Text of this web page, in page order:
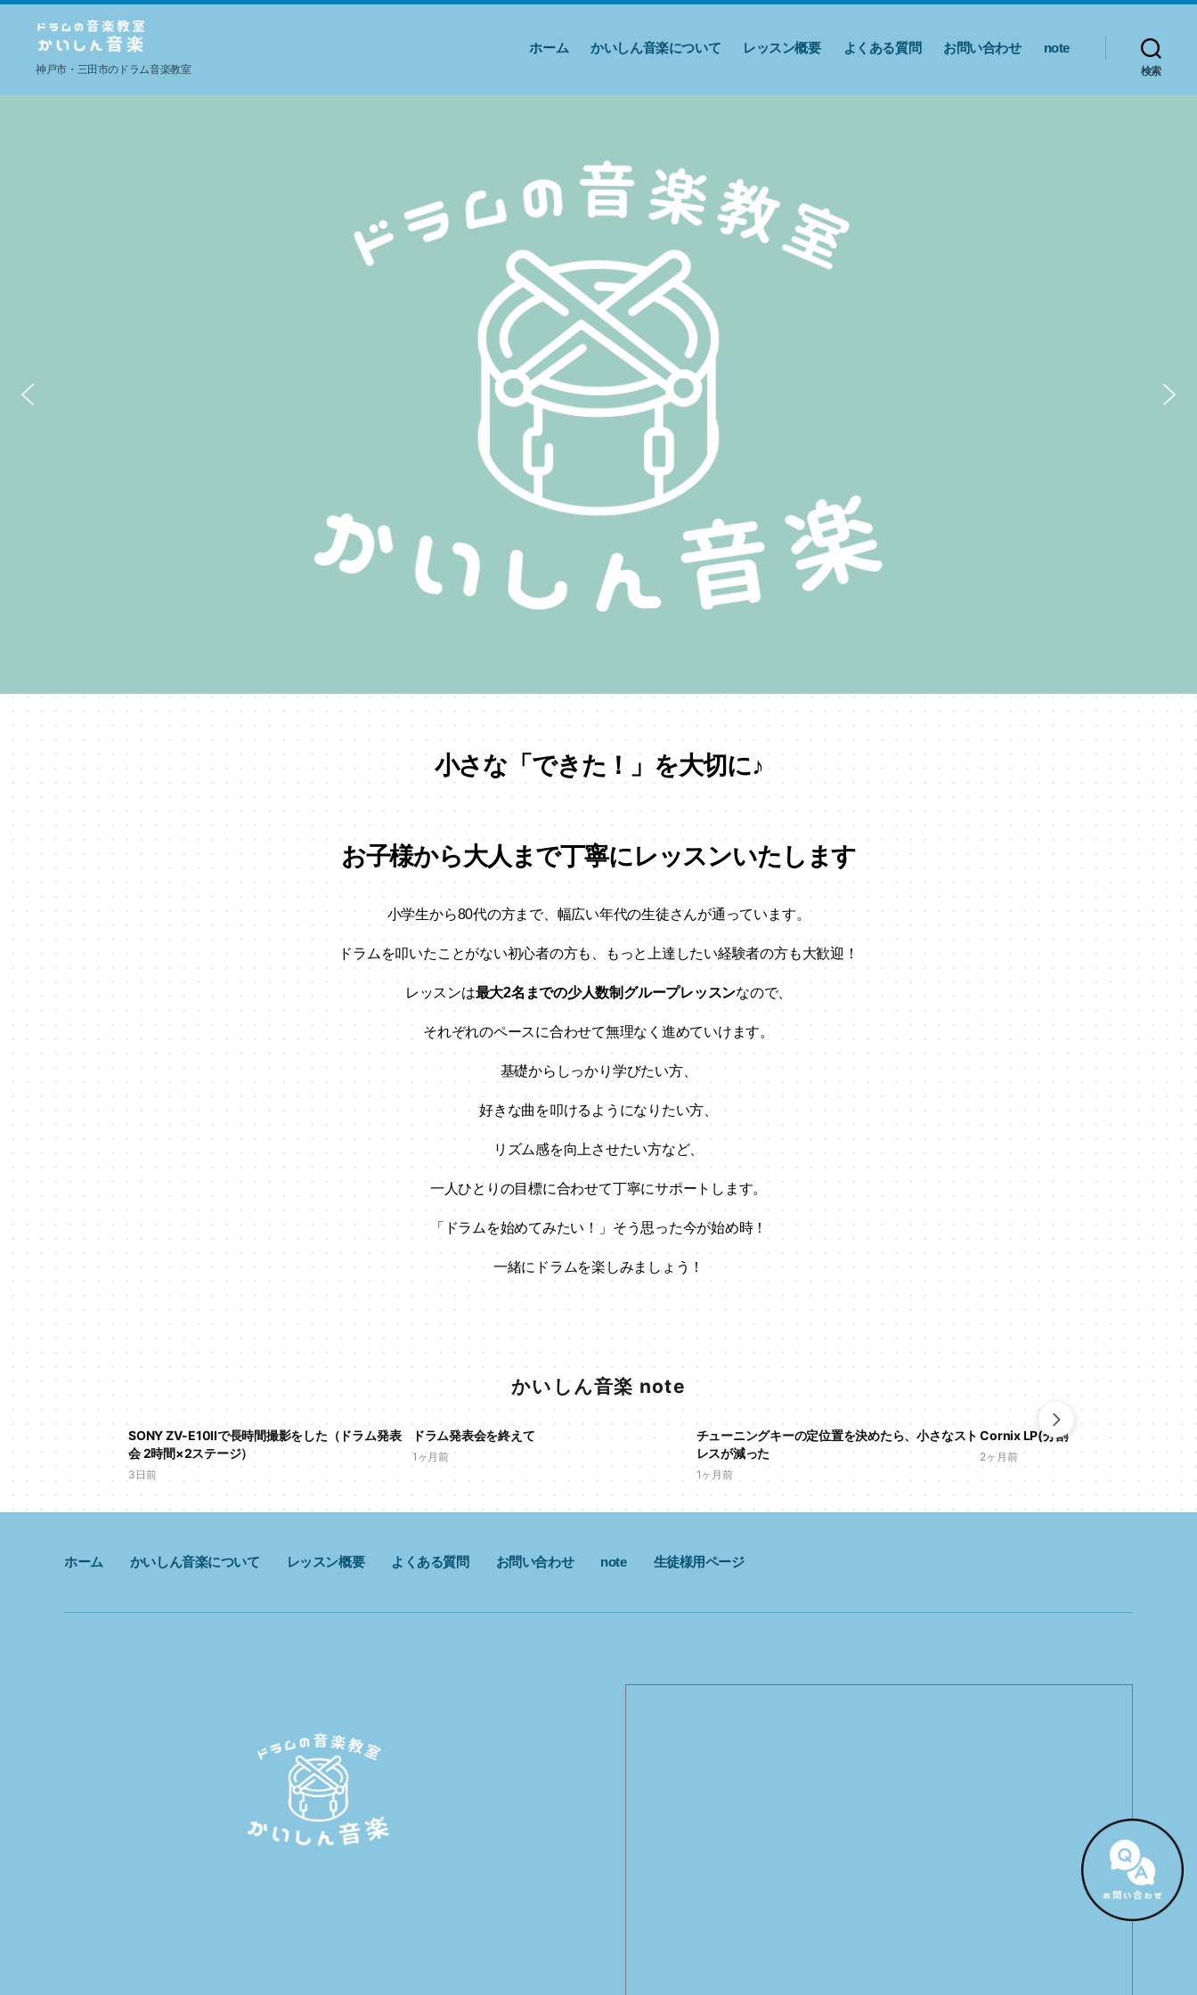
ド
神戸市・三田市のドラム音楽教室
ホーム かいしん音楽について レッスン概要 よくある質問 お問い合わせ note
検索
小さな「できた！」を大切に♪
お子様から大人まで丁寧にレッスンいたします
小学生から80代の方まで、幅広い年代の生徒さんが通っています。
ドラムを叩いたことがない初心者の方も、 もっと上達したい経験者の方も大歓迎！
レッスンは最大2名までの少人数制グループレッスンなので、
それぞれのペースに合わせて無理なく進めていけます。
基礎からしっかり学びたい方、
好きな曲を叩けるようになりたい方、
リズム感を向上させたい方など、
一人ひとりの目標に合わせて丁寧にサポートします。
「ドラムを始めてみたい！」そう思った今が始め時！
一緒にドラムを楽しみましょう！
かいしん音楽 note
SONY ZV-E10IIで長時間撮影をした（ドラム発表
会 2時間×2ステージ）
3日前
ドラム発表会を終えて
1ヶ月前
チューニングキーの定位置を決めたら、小さなスト
レスが減った
1ヶ月前
Cornix LP(分割キーボード)を導入し
2ヶ月前
ホーム かいしん音楽について レッスン概要 よくある質問 お問い合わせ note 生徒様用ページ